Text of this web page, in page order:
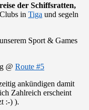
der Schiffsratten,
in Tiga und segeln
Sport & Games
@ Route #5
ankündigen damit
Zahlreich erscheint
:-) ).